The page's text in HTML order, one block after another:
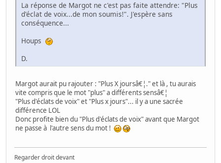
La réponse de Margot ne c'est pas faite attendre: "Plus
d'éclat de voix...de mon soumis!". J'espère sans
conséquence...
Houps
D.
Margot aurait pu rajouter : "Plus X joursâ€¦." et là , tu aurais
vite compris que le mot "plus" a différents sensâ€¦
"Plus d'éclats de voix" et "Plus x jours"... il y a une sacrée
différence LOL
Donc profite bien du "Plus d'éclats de voix" avant que Margot
ne passe à l'autre sens du mot !
Regarder droit devant